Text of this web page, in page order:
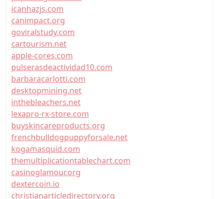
icanhazjs.com
canimpact.org
goviralstudy.com
cartourism.net
apple-cores.com
pulserasdeactividad10.com
barbaracarlotti.com
desktopmining.net
inthebleachers.net
lexapro-rx-store.com
buyskincareproducts.org
frenchbulldogpuppyforsale.net
kogamasquid.com
themultiplicationtablechart.com
casinoglamour.org
dextercoin.io
christianarticledirectory.org